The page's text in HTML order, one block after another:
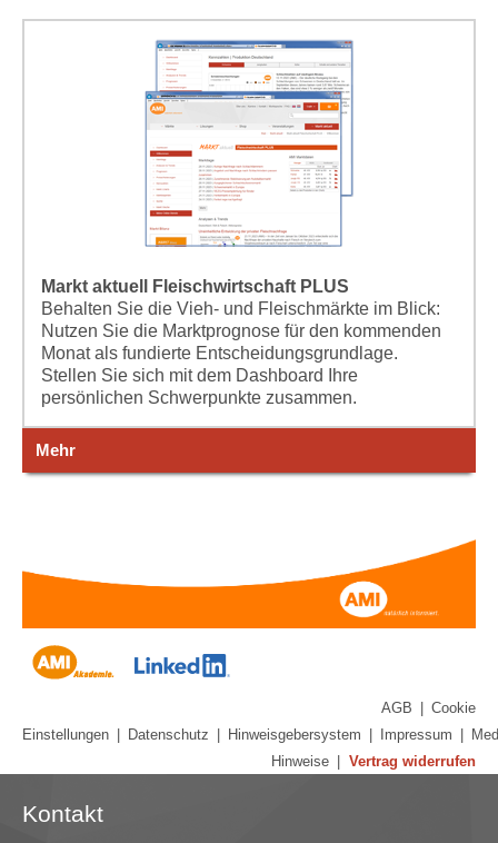
Markt aktuell Fleischwirtschaft PLUS
Behalten Sie die Vieh- und Fleischmärkte im Blick:
Nutzen Sie die Marktprognose für den kommenden
Monat als fundierte Entscheidungsgrundlage.
Stellen Sie sich mit dem Dashboard Ihre
persönlichen Schwerpunkte zusammen.
Mehr
AGB
Cookie
Einstellungen
Datenschutz Hinweisgebersystem Impressum
Hinweise
Vertrag widerrufen
Kontakt